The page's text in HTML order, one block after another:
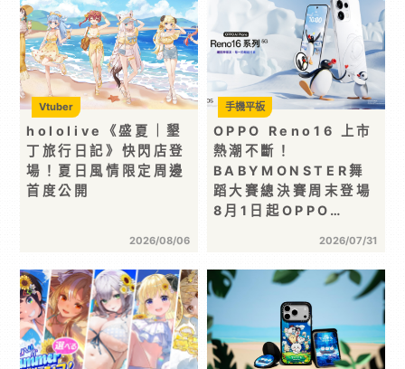
hololive《盛夏｜墾
丁旅行日記》快閃店登
場！夏日風情限定周邊
首度公開
2026/08/06
Vtuber
OPPO Reno16 上市
熱潮不斷！
BABYMONSTER舞
蹈大賽總決賽周末登場
8月1日起OPPO…
2026/07/31
手機平板